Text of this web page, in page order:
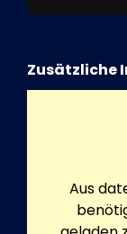
Zusätzliche
Aus